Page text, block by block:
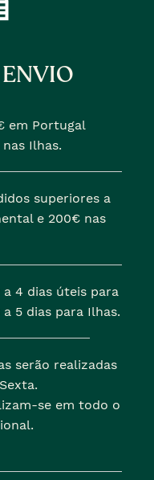
em Portugal
Ilhas.
superiores a
e 200€ nas
a 4 dias úteis para
5 dias para Ilhas.
serão realizadas
se em todo o